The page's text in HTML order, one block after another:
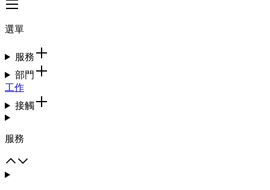
選單
服務
部門
工作
接觸
服務